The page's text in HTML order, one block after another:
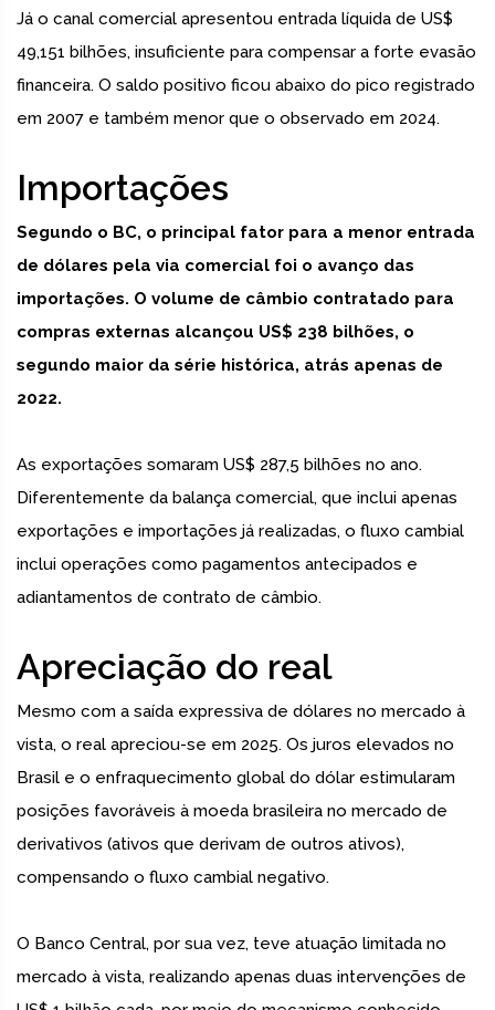
Já o canal comercial apresentou entrada líquida de US$
49,151 bilhões, insuficiente para compensar a forte evasão
financeira. O saldo positivo ficou abaixo do pico registrado
em 2007 e também menor que o observado em 2024.
Importações
Segundo o BC, o principal fator para a menor entrada
de dólares pela via comercial foi o avanço das
importações. O volume de câmbio contratado para
compras externas alcançou US$ 238 bilhões, o
segundo maior da série histórica, atrás apenas de
2022.
As exportações somaram US$ 287,5 bilhões no ano.
Diferentemente da balança comercial, que inclui apenas
exportações e importações já realizadas, o fluxo cambial
inclui operações como pagamentos antecipados e
adiantamentos de contrato de câmbio.
Apreciação do real
Mesmo com a saída expressiva de dólares no mercado à
vista, o real apreciou-se em 2025. Os juros elevados no
Brasil e o enfraquecimento global do dólar estimularam
posições favoráveis à moeda brasileira no mercado de
derivativos (ativos que derivam de outros ativos),
compensando o fluxo cambial negativo.
O Banco Central, por sua vez, teve atuação limitada no
mercado à vista, realizando apenas duas intervenções de